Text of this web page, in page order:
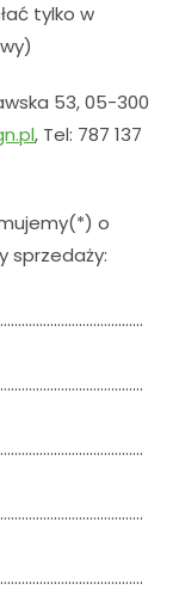
tylko w
53, 05-300
, Tel: 787 137
o
sprzedaży: